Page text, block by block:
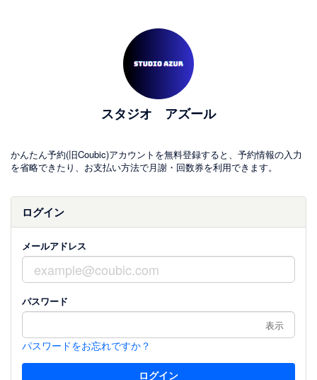
スタジオ アズール
かんたん予約(旧Coubic)アカウントを無料登録すると、予約情報の入力
を省略できたり、お支払い方法で月謝・回数券を利用できます。
ログイン
メールアドレス
パスワード
表示
パスワードをお忘れですか？